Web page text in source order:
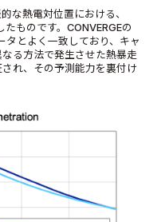
な熱電対位置における、
ものです。CONVERGEの
タとよく一致しており、キャ
る方法で発生させた熱暴走
れ、その予測能力を裏付け